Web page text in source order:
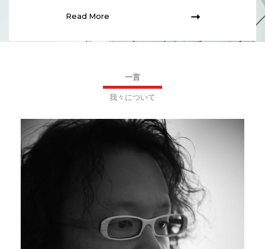
Read More
一言
我々について